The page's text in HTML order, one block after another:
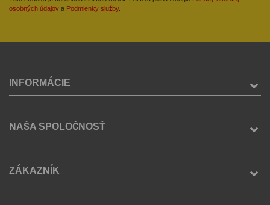
osobných údajov a Podmienky služby.
INFORMÁCIE
NAŠA SPOLOČNOSŤ
ZÁKAZNÍK